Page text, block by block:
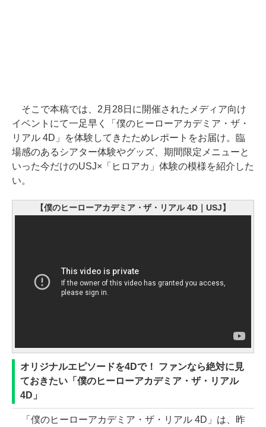
そこで本稿では、2月28日に開催されたメディア向け
イベントにて一足早く「僕のヒーローアカデミア・ザ・
リアル 4D」を体験してきたためレポートをお届け。臨
場感のあるシアター体験やグッズ、期間限定メニューと
いった今だけのUSJ×「ヒロアカ」体験の模様を紹介した
い。
【僕のヒーローアカデミア・ザ・リアル 4D｜USJ】
オリジナルエピソードを4Dで！ ファンなら絶対に見
ておきたい「僕のヒーローアカデミア・ザ・リアル
4D」
「僕のヒーローアカデミア・ザ・リアル 4D」は、昨